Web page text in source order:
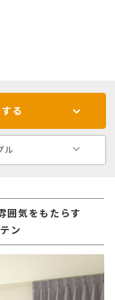
る
ル
囲気をもたらす
ン